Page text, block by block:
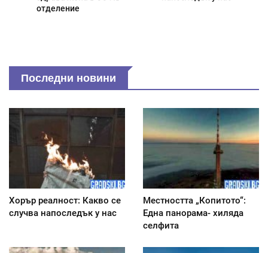
отделение
Последни новини
Хорър реалност: Какво се
случва напоследък у нас
Местността „Копитото“:
Една панорама- хиляда
селфита